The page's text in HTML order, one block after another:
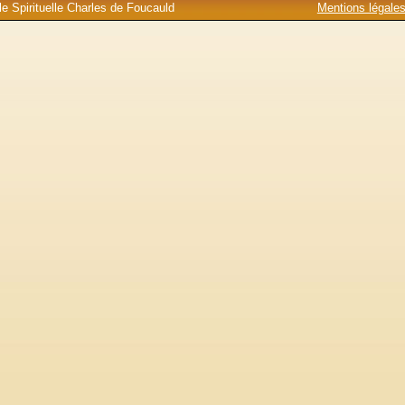
Mentions légales
Spirituelle Charles de Foucauld